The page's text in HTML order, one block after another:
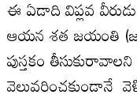
ఈ ఏడాది విప్లవ
ఆయన శత జయంతి
పుస్తకం
వెలువరించకుండానే